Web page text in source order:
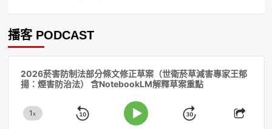
播客 PODCAST
2026菸害防制法部分條文修正草案（世衛菸草減害專家王郁
揚：煙害防治法） 含NotebookLM解釋草案重點
Change
1x
Skip
Play
Jump
Share